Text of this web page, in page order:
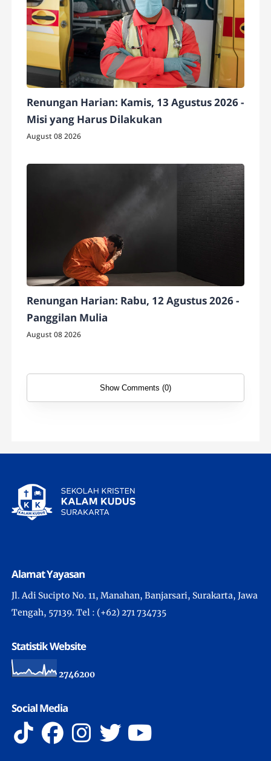
Renungan Harian: Kamis, 13 Agustus 2026 -
Misi yang Harus Dilakukan
August 08 2026
Renungan Harian: Rabu, 12 Agustus 2026 -
Panggilan Mulia
August 08 2026
Show Comments (0)
Alamat Yayasan
Jl. Adi Sucipto No. 11, Manahan, Banjarsari, Surakarta, Jawa
Tengah, 57139. Tel : (+62) 271 734735
Statistik Website
2746200
Social Media